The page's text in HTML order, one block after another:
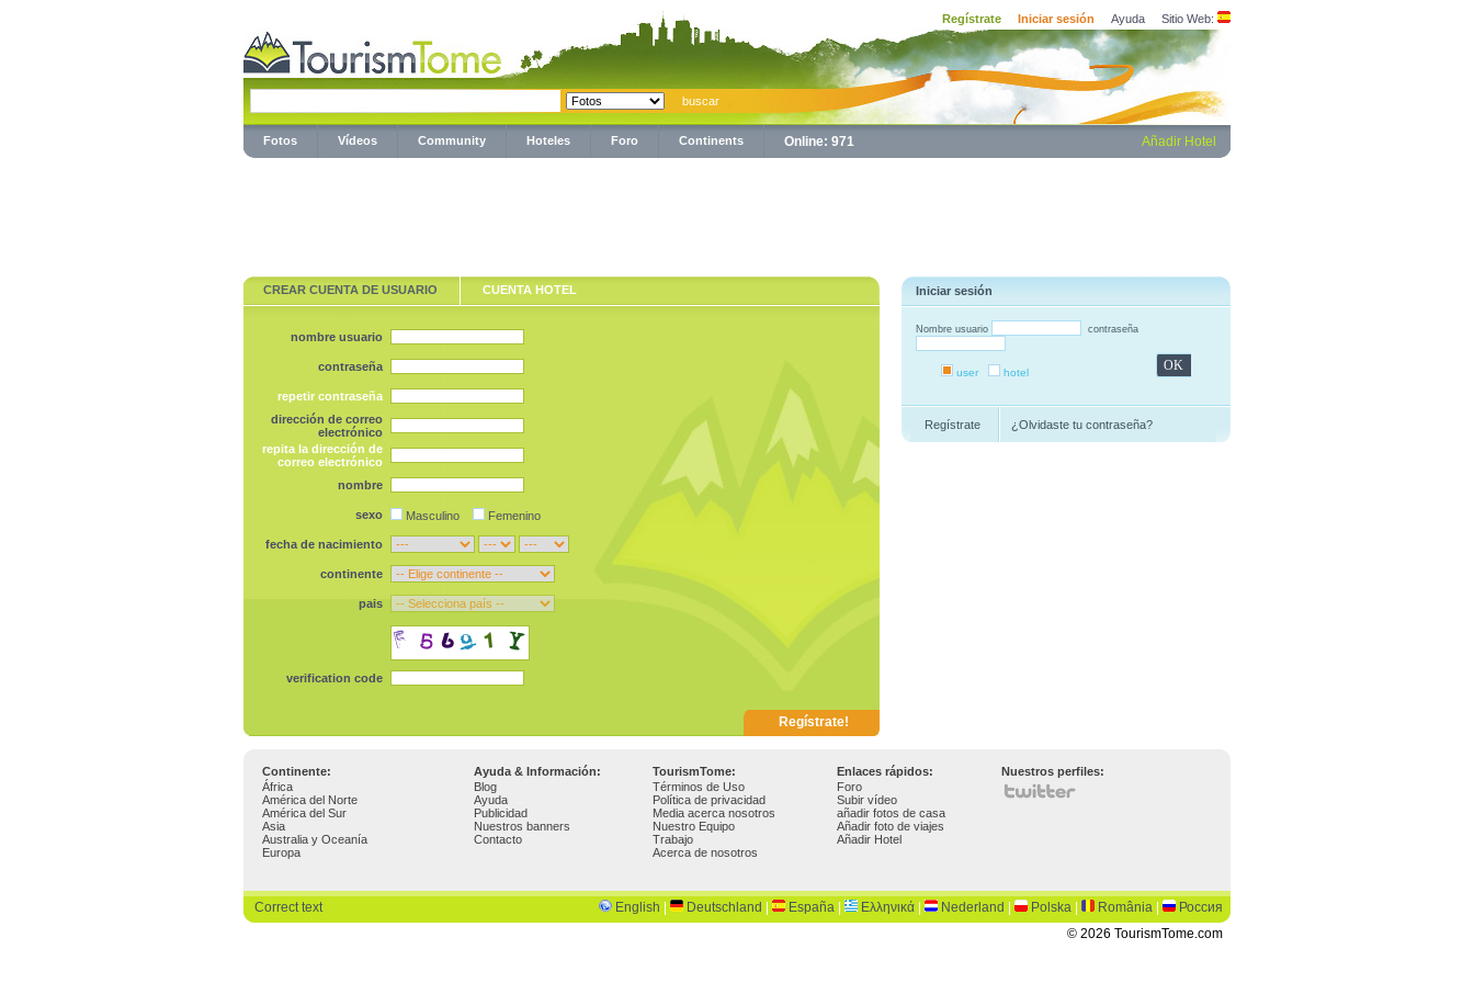
Regístrate Iniciar sesión Ayuda Sitio Web:
Fotos Vídeos Community Hoteles Foro Continents Online: 971 Añadir Hotel
CREAR CUENTA DE USUARIO CUENTA HOTEL
nombre usuario
contraseña
repetir contraseña
dirección de correo
electrónico
repita la dirección de
correo electrónico
nombre
sexo Masculino Femenino
fecha de nacimiento
continente
pais
verification code
Iniciar sesión
Nombre usuario contraseña
user hotel
Regístrate ¿Olvidaste tu contraseña?
Continente: Ayuda & Información: TourismTome: Enlaces rápidos:
Nuestros perfiles:
África
América del Norte
América del Sur
Asia
Australia y Oceanía
Europa
Blog
Ayuda
Publicidad
Nuestros banners
Contacto
Términos de Uso
Política de privacidad
Media acerca nosotros
Nuestro Equipo
Trabajo
Acerca de nosotros
Foro
Subir vídeo
añadir fotos de casa
Añadir foto de viajes
Añadir Hotel
Correct text English Deutschland España Ελληνικά Nederland Polska România
Россия
© 2026 TourismTome.com